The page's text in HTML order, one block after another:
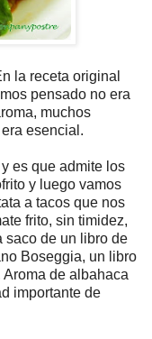
la receta original
pensado no era
muchos
esencial.
es que admite los
y luego vamos
a tacos que nos
frito, sin timidez,
saco de un libro de
Boseggia, un libro
de albahaca
importante de